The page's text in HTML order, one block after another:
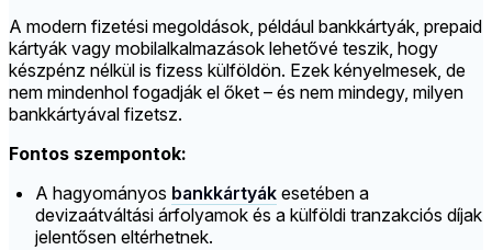
A modern fizetési megoldások, például bankkártyák, prepaid
kártyák vagy mobilalkalmazások lehetővé teszik, hogy
készpénz nélkül is fizess külföldön. Ezek kényelmesek, de
nem mindenhol fogadják el őket – és nem mindegy, milyen
bankkártyával fizetsz.
Fontos szempontok:
A hagyományos bankkártyák esetében a
devizaátváltási árfolyamok és a külföldi tranzakciós díjak
jelentősen eltérhetnek.